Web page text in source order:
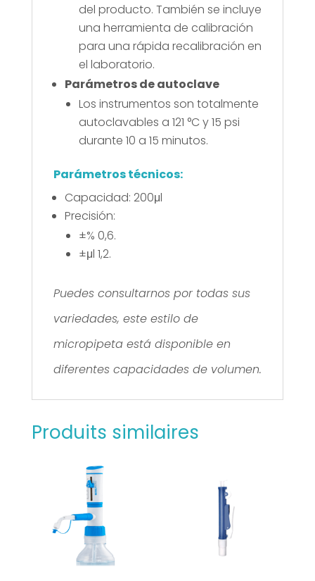
del producto. También se incluye
una herramienta de calibración
para una rápida recalibración en
el laboratorio.
Parámetros de autoclave
Los instrumentos son totalmente
autoclavables a 121 °C y 15 psi
durante 10 a 15 minutos.
Parámetros técnicos:
Capacidad: 200μl
Precisión:
±% 0,6.
±μl 1,2.
Puedes consultarnos por todas sus
variedades, este estilo de
micropipeta está disponible en
diferentes capacidades de volumen.
Produits similaires